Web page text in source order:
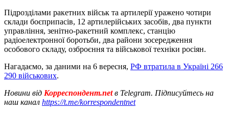
Підрозділами ракетних військ та артилерії уражено чотири
склади боєприпасів, 12 артилерійських засобів, два пункти
управління, зенітно-ракетний комплекс, станцію
радіоелектронної боротьби, два райони зосередження
особового складу, озброєння та військової техніки росіян.
Нагадаємо, за даними на 6 вересня, РФ втратила в Україні 266
290 військових.
Новини від Корреспондент.netв Telegram. Підписуйтесь на
наш канал https://t.me/korrespondentnet